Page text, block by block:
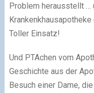
Problem herausstellt
Toller Einsatz!
Und PTAchen vom
Geschichte aus der
Besuch einer Dame,